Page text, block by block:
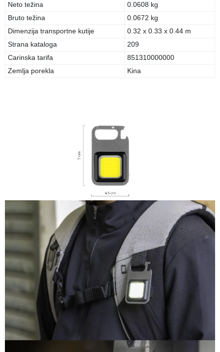
Neto težina
0.0608 kg
Bruto težina
0.0672 kg
Dimenzija transportne kutije
0.32 x 0.33 x 0.44 m
Strana kataloga
209
Carinska tarifa
851310000000
Zemlja porekla
Kina